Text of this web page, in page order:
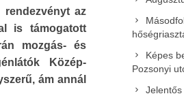
rendezvényt az
is támogatott
mozgás- és
Közép-
ám annál
Képes
Pozsonyi